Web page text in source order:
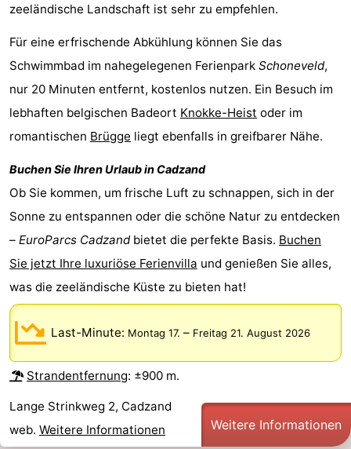
Essen
und
trinken
Veranstaltungen
Praktisch
Forum
Route
-
Parken
Reisebuchshop
Medizin
Adressen
Region
Walcheren
zeeländische Landschaft ist sehr zu empfehlen.
Für eine erfrischende Abkühlung können Sie das
Schwimmbad im nahegelegenen Ferienpark Schoneveld,
nur 20 Minuten entfernt, kostenlos nutzen. Ein Besuch im
lebhaften belgischen Badeort Knokke-Heist oder im
romantischen Brügge liegt ebenfalls in greifbarer Nähe.
Buchen Sie Ihren Urlaub in Cadzand
Ob Sie kommen, um frische Luft zu schnappen, sich in der
Sonne zu entspannen oder die schöne Natur zu entdecken
– EuroParcs Cadzandbietet die perfekte Basis. Buchen
Sie jetzt Ihre luxuriöse Ferienvilla und genießen Sie alles,
was die zeeländische Küste zu bieten hat!
Last-Minute: Montag 17. – Freitag 21. August 2026
Strandentfernung: ±900 m.
Lange Strinkweg 2, Cadzand
web. Weitere Informationen Weitere Informationen